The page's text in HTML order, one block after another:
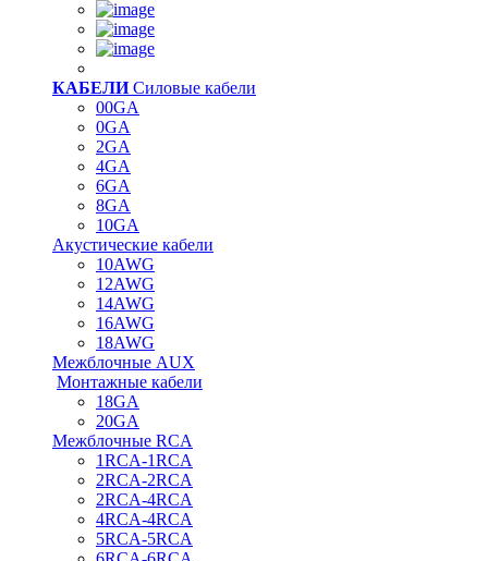
КАБЕЛИСиловые кабели
00GA
0GA
2GA
4GA
6GA
8GA
10GA
Акустические кабели
10AWG
12AWG
14AWG
16AWG
18AWG
Межблочные AUX
Монтажные кабели
18GA
20GA
Межблочные RCA
1RCA-1RCA
2RCA-2RCA
2RCA-4RCA
4RCA-4RCA
5RCA-5RCA